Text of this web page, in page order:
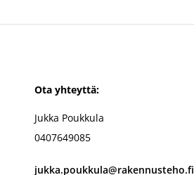
Ota yhteyttä:
Jukka Poukkula
0407649085
jukka.poukkula@rakennusteho.fi